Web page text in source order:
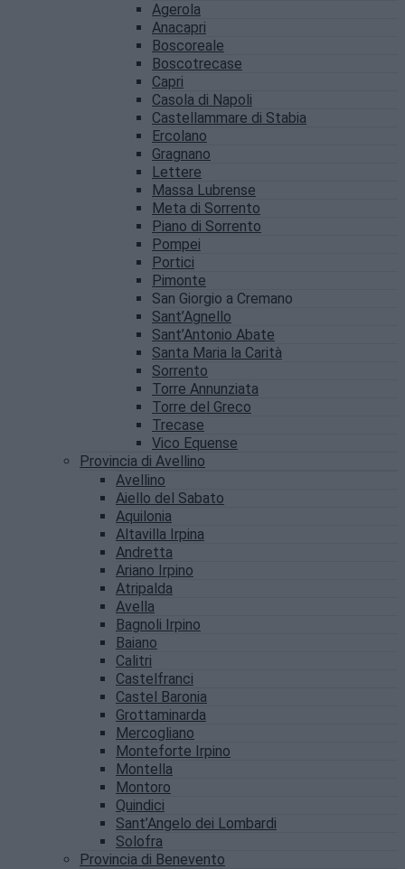
Agerola
Anacapri
Boscoreale
Boscotrecase
Capri
Casola di Napoli
Castellammare di Stabia
Ercolano
Gragnano
Lettere
Massa Lubrense
Meta di Sorrento
Piano di Sorrento
Pompei
Portici
Pimonte
San Giorgio a Cremano
Sant’Agnello
Sant’Antonio Abate
Santa Maria la Carità
Sorrento
Torre Annunziata
Torre del Greco
Trecase
Vico Equense
Provincia di Avellino
Avellino
Aiello del Sabato
Aquilonia
Altavilla Irpina
Andretta
Ariano Irpino
Atripalda
Avella
Bagnoli Irpino
Baiano
Calitri
Castelfranci
Castel Baronia
Grottaminarda
Mercogliano
Monteforte Irpino
Montella
Montoro
Quindici
Sant’Angelo dei Lombardi
Solofra
Provincia di Benevento